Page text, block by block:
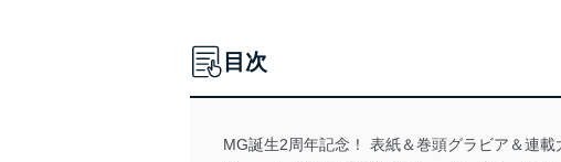
目次
MG誕生2周年記念！ 表紙＆巻頭グラビア＆連